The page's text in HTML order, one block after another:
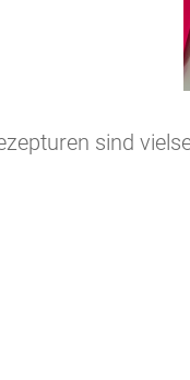
sind